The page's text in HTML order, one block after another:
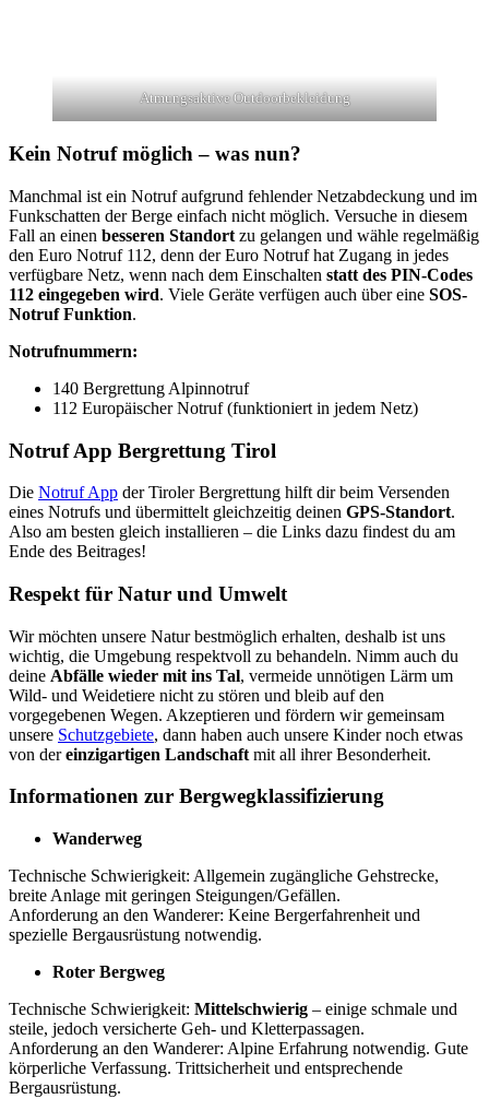
Atmungsaktive Outdoorbekleidung
Kein Notruf möglich – was nun?
Manchmal ist ein Notruf aufgrund fehlender Netzabdeckung und im
Funkschatten der Berge einfach nicht möglich. Versuche in diesem
Fall an einen besseren Standort zu gelangen und wähle regelmäßig
den Euro Notruf 112, denn der Euro Notruf hat Zugang in jedes
verfügbare Netz, wenn nach dem Einschalten statt des PIN-Codes
112 eingegeben wird. Viele Geräte verfügen auch über eine SOS-
Notruf Funktion.
Notrufnummern:
140 Bergrettung Alpinnotruf
112 Europäischer Notruf (funktioniert in jedem Netz)
Notruf App Bergrettung Tirol
Die Notruf App der Tiroler Bergrettung hilft dir beim Versenden
eines Notrufs und übermittelt gleichzeitig deinen GPS-Standort.
Also am besten gleich installieren – die Links dazu findest du am
Ende des Beitrages!
Respekt für Natur und Umwelt
Wir möchten unsere Natur bestmöglich erhalten, deshalb ist uns
wichtig, die Umgebung respektvoll zu behandeln. Nimm auch du
deine Abfälle wieder mit ins Tal, vermeide unnötigen Lärm um
Wild- und Weidetiere nicht zu stören und bleib auf den
vorgegebenen Wegen. Akzeptieren und fördern wir gemeinsam
unsere Schutzgebiete, dann haben auch unsere Kinder noch etwas
von dereinzigartigen Landschaft mit all ihrer Besonderheit.
Informationen zur Bergwegklassifizierung
Wanderweg
Technische Schwierigkeit: Allgemein zugängliche Gehstrecke,
breite Anlage mit geringen Steigungen/Gefällen.
Anforderung an den Wanderer: Keine Bergerfahrenheit und
spezielle Bergausrüstung notwendig.
Roter Bergweg
Technische Schwierigkeit: Mittelschwierig – einige schmale und
steile, jedoch versicherte Geh- und Kletterpassagen.
Anforderung an den Wanderer: Alpine Erfahrung notwendig. Gute
körperliche Verfassung. Trittsicherheit und entsprechende
Bergausrüstung.